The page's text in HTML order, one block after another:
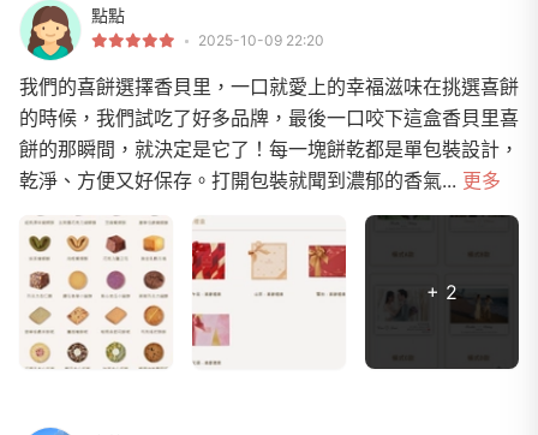
點點
2025-10-09 22:20
我們的喜餅選擇香貝里，一口就愛上的幸福滋味在挑選喜餅
的時候，我們試吃了好多品牌，最後一口咬下這盒香貝里喜
餅的那瞬間，就決定是它了！每一塊餅乾都是單包裝設計，
乾淨、方便又好保存。打開包裝就聞到濃郁的香氣... 更多
+ 2